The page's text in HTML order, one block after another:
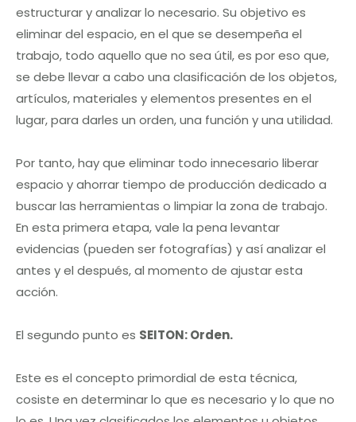
estructurar y analizar lo necesario. Su objetivo es
eliminar del espacio, en el que se desempeña el
trabajo, todo aquello que no sea útil, es por eso que,
se debe llevar a cabo una clasificación de los objetos,
artículos, materiales y elementos presentes en el
lugar, para darles un orden, una función y una utilidad.
Por tanto, hay que eliminar todo innecesario liberar
espacio y ahorrar tiempo de producción dedicado a
buscar las herramientas o limpiar la zona de trabajo.
En esta primera etapa, vale la pena levantar
evidencias (pueden ser fotografías) y así analizar el
antes y el después, al momento de ajustar esta
acción.
El segundo punto es SEITON: Orden.
Este es el concepto primordial de esta técnica,
cosiste en determinar lo que es necesario y lo que no